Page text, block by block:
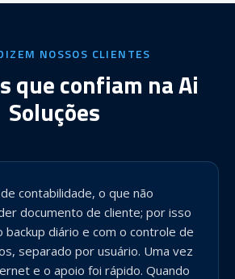
NOSSOS CLIENTES
que confiam na Ai
Soluções
contabilidade, o que não
documento de cliente; por isso
backup diário e com o controle de
separado por usuário. Uma vez
e o apoio foi rápido. Quando